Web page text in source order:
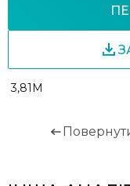
3,81M